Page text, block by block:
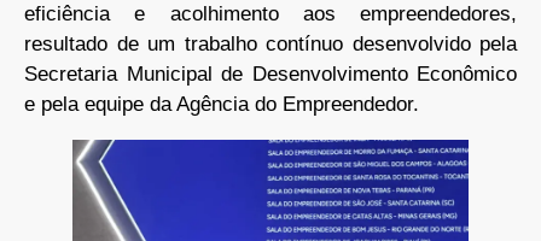
eficiência e acolhimento aos empreendedores,
resultado de um trabalho contínuo desenvolvido pela
Secretaria Municipal de Desenvolvimento Econômico
e pela equipe da Agência do Empreendedor.